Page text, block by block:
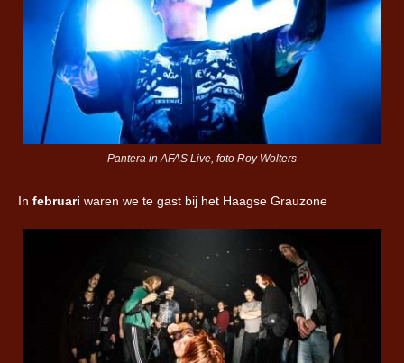
Pantera in AFAS Live, foto Roy Wolters
In februari waren we te gast bij het Haagse Grauzone